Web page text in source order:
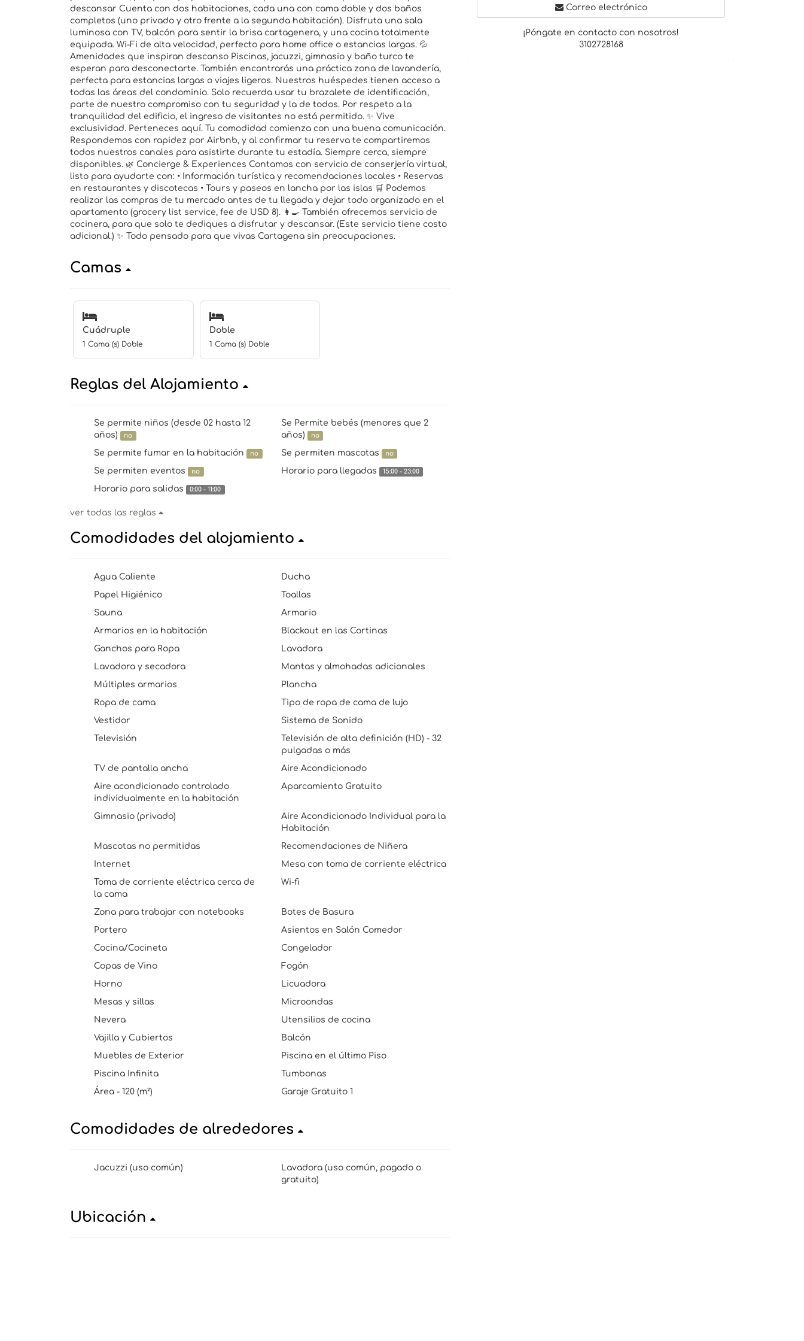
descansar Cuenta con dos habitaciones, cada una con cama doble y dos baños
completos (uno privado y otro frente a la segunda habitación). Disfruta una sala
luminosa con TV, balcón para sentir la brisa cartagenera, y una cocina totalmente
equipada. Wi-Fi de alta velocidad, perfecto para home office o estancias largas. 💦
Amenidades que inspiran descanso Piscinas, jacuzzi, gimnasio y baño turco te
esperan para desconectarte. También encontrarás una práctica zona de lavandería,
perfecta para estancias largas o viajes ligeros. Nuestros huéspedes tienen acceso a
todas las áreas del condominio. Solo recuerda usar tu brazalete de identificación,
parte de nuestro compromiso con tu seguridad y la de todos. Por respeto a la
tranquilidad del edificio, el ingreso de visitantes no está permitido. ✨ Vive
exclusividad. Perteneces aquí. Tu comodidad comienza con una buena comunicación.
Respondemos con rapidez por Airbnb, y al confirmar tu reserva te compartiremos
todos nuestros canales para asistirte durante tu estadía. Siempre cerca, siempre
disponibles. 🌿 Concierge & Experiences Contamos con servicio de conserjería virtual,
listo para ayudarte con: • Información turística y recomendaciones locales • Reservas
en restaurantes y discotecas • Tours y paseos en lancha por las islas 🛒 Podemos
realizar las compras de tu mercado antes de tu llegada y dejar todo organizado en el
apartamento (grocery list service, fee de USD 8). 👩‍🍳 También ofrecemos servicio de
cocinera, para que solo te dediques a disfrutar y descansar. (Este servicio tiene costo
adicional.) ✨ Todo pensado para que vivas Cartagena sin preocupaciones.
Camas
Cuádruple
1 Cama (s) Doble
Doble
1 Cama (s) Doble
Reglas del Alojamiento
Se permite niños (desde 02 hasta 12
años)
no
Se Permite bebés (menores que 2
años)
no
Se permite fumar en la habitación no Se permiten mascotas no
Se permiten eventos no Horario para llegadas 15:00 - 23:00
Horario para salidas 0:00 - 11:00
ver todas las reglas
Comodidades del alojamiento
Agua Caliente
Ducha
Papel Higiénico
Toallas
Sauna
Armario
Armarios en la habitación
Blackout en las Cortinas
Ganchos para Ropa
Lavadora
Lavadora y secadora
Mantas y almohadas adicionales
Múltiples armarios
Plancha
Ropa de cama
Tipo de ropa de cama de lujo
Vestidor
Sistema de Sonido
Televisión
Televisión de alta definición (HD) - 32
pulgadas o más
TV de pantalla ancha
Aire Acondicionado
Aire acondicionado controlado
individualmente en la habitación
Aparcamiento Gratuito
Gimnasio (privado)
Aire Acondicionado Individual para la
Habitación
Mascotas no permitidas
Recomendaciones de Niñera
Internet
Mesa con toma de corriente eléctrica
Toma de corriente eléctrica cerca de
la cama
Wi-fi
Zona para trabajar con notebooks
Botes de Basura
Portero
Asientos en Salón Comedor
Cocina/Cocineta
Congelador
Copas de Vino
Fogón
Horno
Licuadora
Mesas y sillas
Microondas
Nevera
Utensilios de cocina
Vajilla y Cubiertos
Balcón
Muebles de Exterior
Piscina en el último Piso
Piscina Infinita
Tumbonas
Área - 120 (m²)
Garaje Gratuito 1
Comodidades de alrededores
Jacuzzi (uso común)
Lavadora (uso común, pagado o
gratuito)
Ubicación
Correo electrónico
¡Póngate en contacto con nosotros!
3102728168